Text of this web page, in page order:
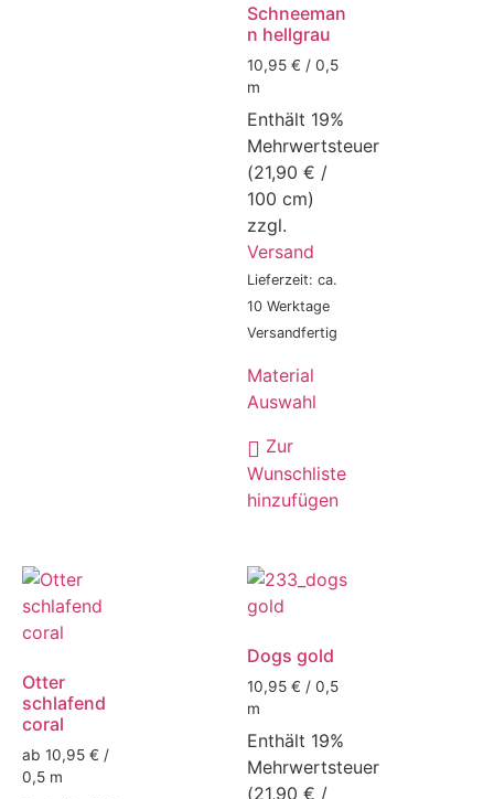
Schneeman
n hellgrau
10,95 € / 0,5
m
Enthält 19%
Mehrwertsteuer
(21,90 € /
100 cm)
zzgl.
Versand
Lieferzeit: ca.
10 Werktage
Versandfertig
Material
Auswahl
Zur
Wunschliste
hinzufügen
Otter
schlafend
coral
ab 10,95 € /
0,5 m
Dogs gold
10,95 € / 0,5
m
Enthält 19%
Mehrwertsteuer
(21,90 € /